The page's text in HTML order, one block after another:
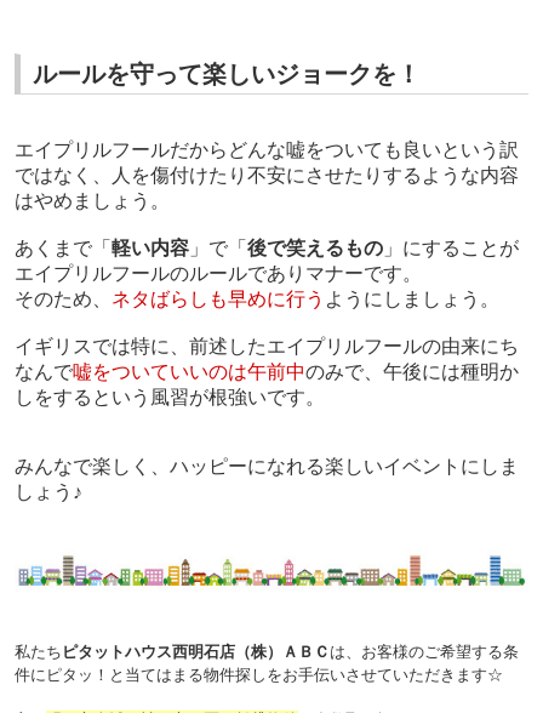
ルールを守って楽しいジョークを！
エイプリルフールだからどんな嘘をついても良いという訳
ではなく、
人を傷付けたり不安にさせたりするような内容
はやめましょう。
あくまで「 軽い内容」で「 後で笑えるもの」にすることが
エイプリルフールのルールでありマナーです。
そのため、 ネタばらしも早めに行う ようにしましょう。
イギリスでは特に、前述したエイプリルフールの由来にち
なんで嘘をついていいのは午前中のみで、午後には種明か
しをするという風習が根強いです。
みんなで楽しく、ハッピーになれる楽しいイベントにしま
しょう♪
私たち ピタットハウス西明石店（株）ＡＢＣ は、お客様のご希望する条
件にピタッ！と当てはまる物件探しをお手伝いさせていただきます☆